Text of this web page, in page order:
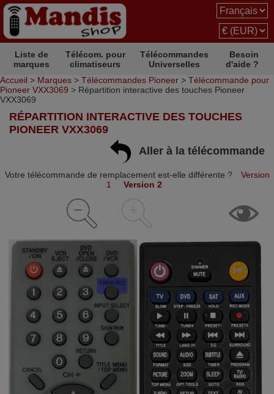
Liste de
marques
Télécom. pour
climatiseurs
Télécommandes
Universelles
Besoin
d'aide ?
Accueil > Marques > Télécommandes Pioneer > Télécommande pour
Pioneer VXX3069 > Répartition interactive des touches Pioneer
VXX3069
RÉPARTITION INTERACTIVE DES TOUCHES
PIONEER VXX3069
Aller à la télécommande
Votre télécommande de remplacement est-elle différente ?
Version
1
Version 2